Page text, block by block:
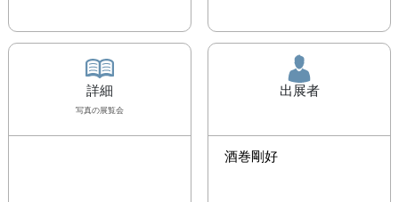
詳細
写真の展覧会
出展者
酒巻剛好